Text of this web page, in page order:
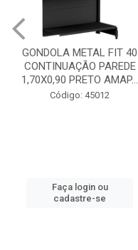
GONDOLA METAL FIT 40
CONTINUAÇÃO PAREDE
1,70X0,90 PRETO AMAP...
Código: 45012
Faça login ou
cadastre-se